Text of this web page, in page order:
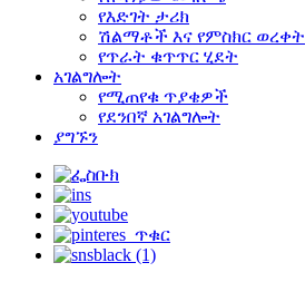
የእድገት ታሪክ
ሽልማቶች እና የምስክር ወረቀት
የጥራት ቁጥጥር ሂደት
አገልግሎት
የሚጠየቁ ጥያቄዎች
የደንበኛ አገልግሎት
ያግኙን